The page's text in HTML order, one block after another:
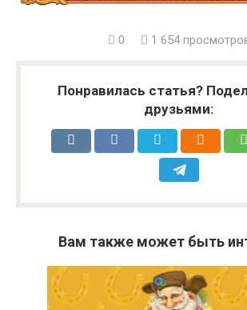
0 1 654
Понравилась статья?
друзьями:
Вам также может быть